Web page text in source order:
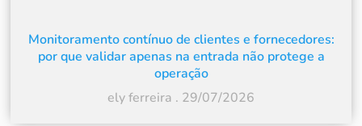
Monitoramento contínuo de clientes e fornecedores:
por que validar apenas na entrada não protege a
operação
ely ferreira
29/07/2026